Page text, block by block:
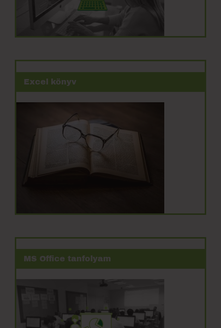
Excel könyv
MS Office tanfolyam